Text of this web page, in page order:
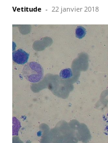
Vetitude - 22 janvier 2018